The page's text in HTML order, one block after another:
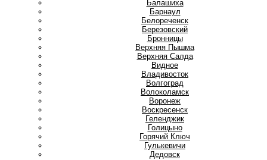
Балашиха
Барнаул
Белореченск
Березовский
Бронницы
Верхняя Пышма
Верхняя Салда
Видное
Владивосток
Волгоград
Волоколамск
Воронеж
Воскресенск
Геленджик
Голицыно
Горячий Ключ
Гулькевичи
Дедовск